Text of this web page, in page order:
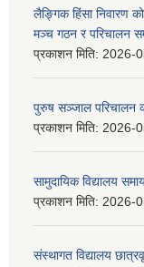
लैङ्गिक हिंसा निवारण
मञ्च गठन र परिचालन
प्रकाशन मिति: 2026-
पुरुष सञ्जाल परिचालन
प्रकाशन मिति: 2026-
सामुदायिक विद्यालय
प्रकाशन मिति: 2026-
संस्थागत विद्यालय